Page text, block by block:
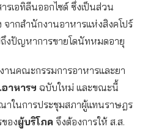
รเอทิลีนออกไซด์ ซึ่งเป็นส่วน
ากสำนักงานอาหารแห่งสิงคโปร์
ถึงปัญหาการขายโดนัทหมดอายุ
านคณะกรรมการอาหารและยา
าหารฯ ฉบับใหม่ และขณะนี้
าในการประชุมสภาผู้แทนราษฎร
องผู้บริโภค จึงต้องการให้ ส.ส.